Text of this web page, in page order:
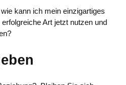
kann ich mein einzigartiges
Art jetzt nutzen und